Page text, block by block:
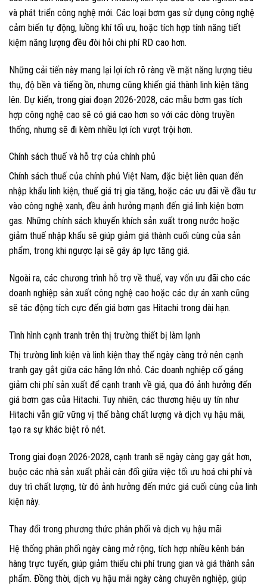
và phát triển công nghệ mới. Các loại bơm gas sử dụng công nghệ
cảm biến tự động, luồng khí tối ưu, hoặc tích hợp tính năng tiết
kiệm năng lượng đều đòi hỏi chi phí RD cao hơn.
Những cải tiến này mang lại lợi ích rõ ràng về mặt năng lượng tiêu
thụ, độ bền và tiếng ồn, nhưng cũng khiến giá thành linh kiện tăng
lên. Dự kiến, trong giai đoạn 2026-2028, các mẫu bơm gas tích
hợp công nghệ cao sẽ có giá cao hơn so với các dòng truyền
thống, nhưng sẽ đi kèm nhiều lợi ích vượt trội hơn.
Chính sách thuế và hỗ trợ của chính phủ
Chính sách thuế của chính phủ Việt Nam, đặc biệt liên quan đến
nhập khẩu linh kiện, thuế giá trị gia tăng, hoặc các ưu đãi về đầu tư
vào công nghệ xanh, đều ảnh hưởng mạnh đến giá linh kiện bơm
gas. Những chính sách khuyến khích sản xuất trong nước hoặc
giảm thuế nhập khẩu sẽ giúp giảm giá thành cuối cùng của sản
phẩm, trong khi ngược lại sẽ gây áp lực tăng giá.
Ngoài ra, các chương trình hỗ trợ về thuế, vay vốn ưu đãi cho các
doanh nghiệp sản xuất công nghệ cao hoặc các dự án xanh cũng
sẽ tác động tích cực đến giá bơm gas Hitachi trong dài hạn.
Tình hình cạnh tranh trên thị trường thiết bị làm lạnh
Thị trường linh kiện và linh kiện thay thế ngày càng trở nên cạnh
tranh gay gắt giữa các hãng lớn nhỏ. Các doanh nghiệp cố gắng
giảm chi phí sản xuất để cạnh tranh về giá, qua đó ảnh hưởng đến
giá bơm gas của Hitachi. Tuy nhiên, các thương hiệu uy tín như
Hitachi vẫn giữ vững vị thế bằng chất lượng và dịch vụ hậu mãi,
tạo ra sự khác biệt rõ nét.
Trong giai đoạn 2026-2028, cạnh tranh sẽ ngày càng gay gắt hơn,
buộc các nhà sản xuất phải cân đối giữa việc tối ưu hoá chi phí và
duy trì chất lượng, từ đó ảnh hưởng đến mức giá cuối cùng của linh
kiện này.
Thay đổi trong phương thức phân phối và dịch vụ hậu mãi
Hệ thống phân phối ngày càng mở rộng, tích hợp nhiều kênh bán
hàng trực tuyến, giúp giảm thiểu chi phí trung gian và giá thành sản
phẩm. Đồng thời, dịch vụ hậu mãi ngày càng chuyên nghiệp, giúp